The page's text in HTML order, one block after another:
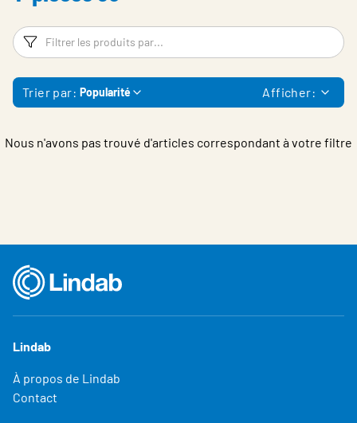
Login
Choose languge
Filtres
Trier par: Popularité Afficher:
Nous n'avons pas trouvé d'articles correspondant à votre filtre
Lindab
À propos de Lindab
Contact